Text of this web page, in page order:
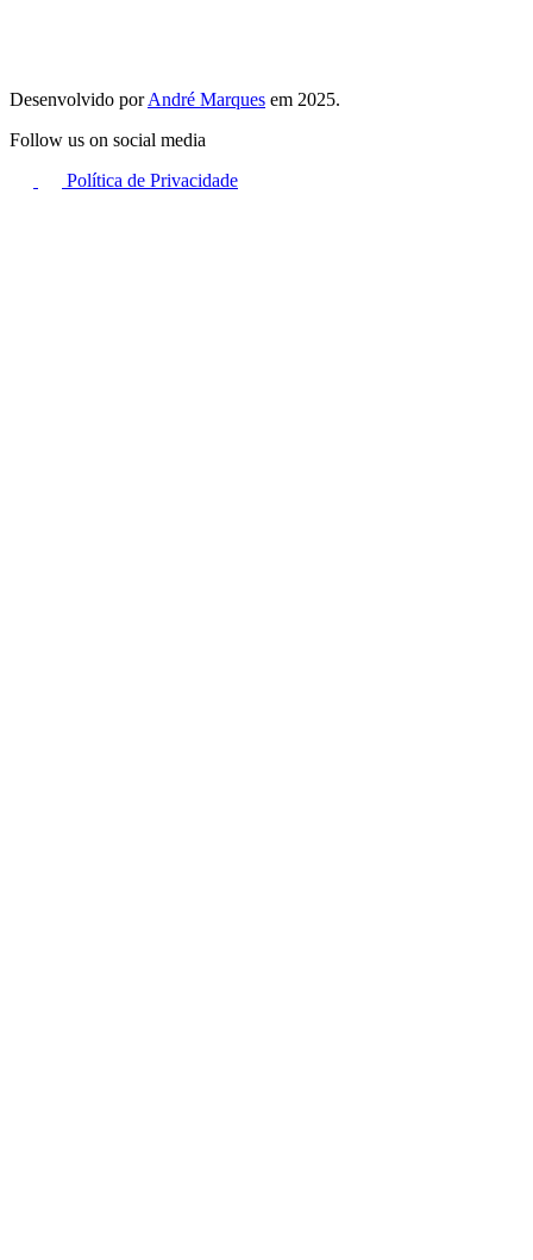
Desenvolvido porAndré Marques em 2025.
Follow us on social media
Política de Privacidade